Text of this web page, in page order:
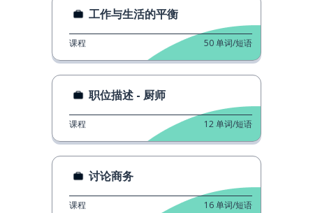
工作与生活的平衡
课程 50单词/短语
职位描述 - 厨师
课程 12单词/短语
讨论商务
课程 16单词/短语